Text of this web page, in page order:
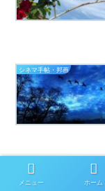
シネマ手帖・邦画
メニュー ホーム